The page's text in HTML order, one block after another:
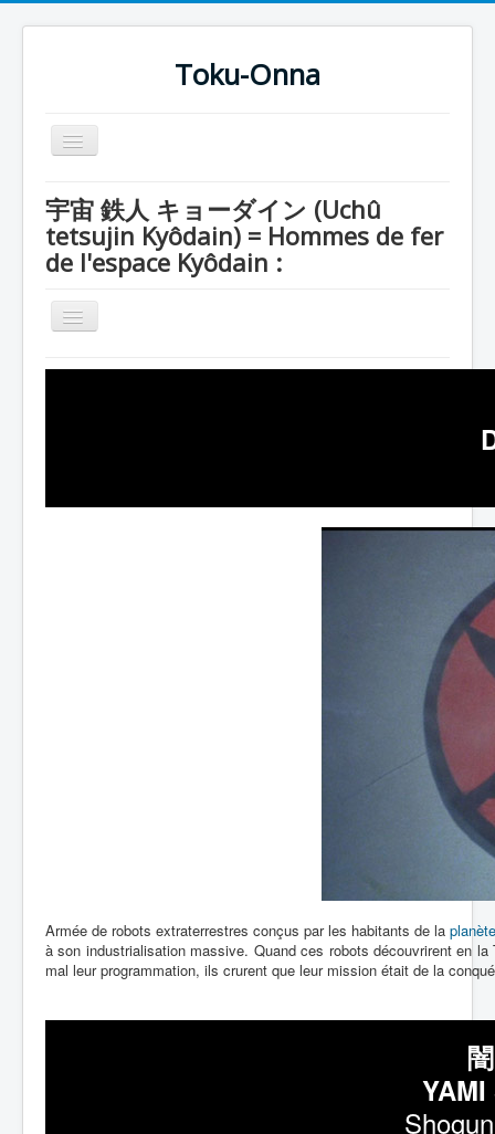
Toku-Onna
Basculer
la
Accueil
Toku-Actrices
Toku-Critiques
Séries
宇宙 鉄人 キョーダイン (Uchû
tetsujin Kyôdain) = Hommes de fer
de l'espace Kyôdain :
Basculer
la
Série
Armée de robots extraterrestres conçus par les habitants de la
à son industrialisation massive. Quand ces robots découvrirent en
mal leur programmation, ils crurent que leur mission était de la